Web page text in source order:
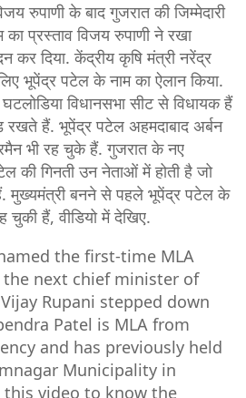
रुपाणी के बाद गुजरात की जिम्मेदारी
प्रस्ताव विजय रुपाणी ने रखा
कर दिया. केंद्रीय कृषि मंत्री नरेंद्र
भूपेंद्र पटेल के नाम का ऐलान किया.
विधानसभा सीट से विधायक हैं
हैं. भूपेंद्र पटेल अहमदाबाद अर्बन
भी रह चुके हैं. गुजरात के नए
की गिनती उन नेताओं में होती है जो
मुख्यमंत्री बनने से पहले भूपेंद्र पटेल के
चुकी हैं, वीडियो में देखिए.
the first-time MLA
the next chief minister of
Rupani stepped down
Patel is MLA from
and has previously held
Municipality in
this video to know the